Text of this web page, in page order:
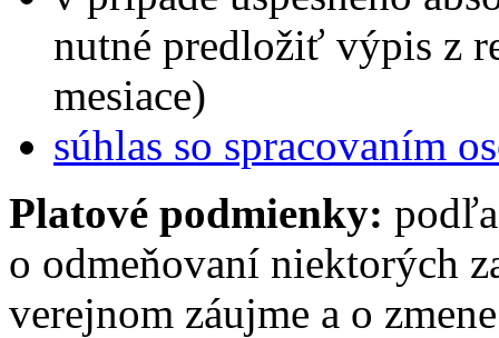
nutné predložiť výpis z
mesiace)
súhlas so spracovaním
Platové podmienky:
o odmeňovaní niektorých
verejnom záujme a o